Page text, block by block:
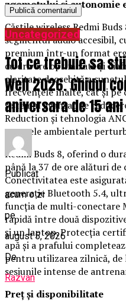
zgomotului și autonomie
Căștile wireless Redmi
segmentul audio accesibil,
premium într-un format
cu drivere optimizate și
claritate deosebită a
frecvențele înalte, cât și pe
sistemul avansat de
Reduction și tehnologia
sunetele ambientale
Redmi Buds 8, oferind o
până la 37 de ore alături de
Conectivitatea este
generație Bluetooth 5.4,
funcția de multi-
rapidă între două
și un laptop. Protecția
apă și a prafului
pentru utilizarea zilnică, de
sesiunile intense de
Preț și disponibilitate
Uncategorized
Tot ce trebuie sa
Well 2026. Ghidul
aniversara de 15 ani
Publicat
acum o zi
pe
august 5, 2026
De
Razvan